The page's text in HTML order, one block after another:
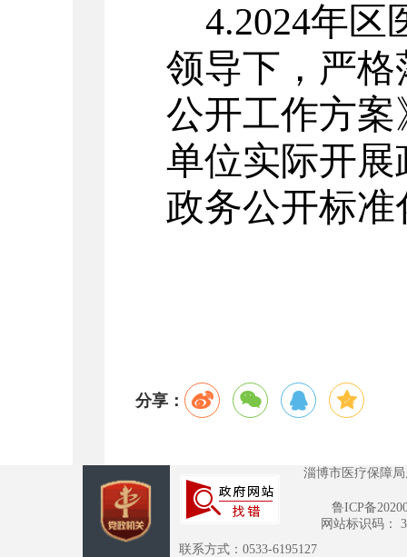
4.2024年区
领导下，严格
公开工作方
单位实际开
政务公开标
分享：
淄博市医疗保障
鲁ICP备
网站标识码：
联系方式：0533-6195127